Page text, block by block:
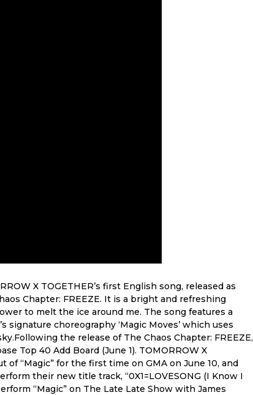
X TOGETHER’s first English song, released as
Chapter: FREEZE. It is a bright and refreshing
to melt the ice around me. The song features a
choreography ‘Magic Moves’ which uses
the release of The Chaos Chapter: FREEZE,
Top 40 Add Board (June 1). TOMORROW X
of “Magic” for the first time on GMA on June 10, and
their new title track, “0X1=LOVESONG (I Know I
“Magic” on The Late Late Show with James